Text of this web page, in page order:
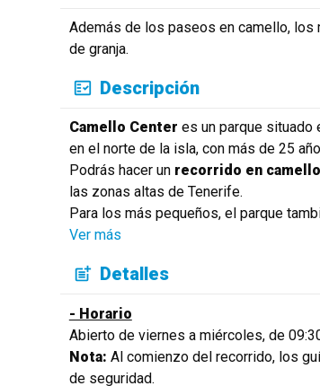
Además de los paseos en camello,
de granja.
Descripción
Camello Center es un parque situado
en el norte de la isla, con más de 25
Podrás hacer un recorrido en camello
las zonas altas de Tenerife.
Para los más pequeños, el parque
Ver más
Detalles
- Horario
Abierto de viernes a miércoles, de
Nota: Al comienzo del recorrido, los
de seguridad.